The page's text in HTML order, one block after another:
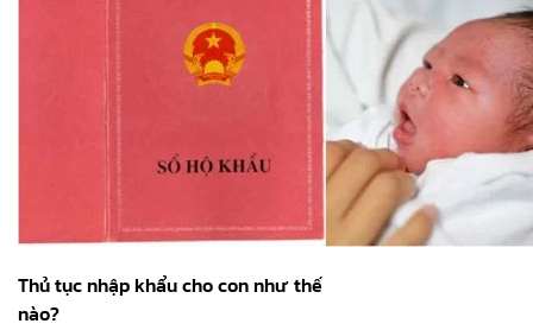
Thủ tục nhập khẩu cho con như thế
nào?